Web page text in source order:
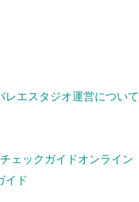
エスタジオ運営について
ェックガイドオンライン
イド